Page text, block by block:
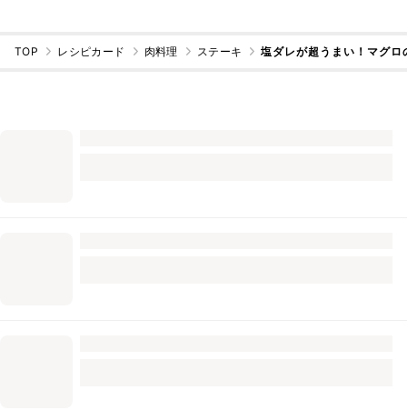
TOP レシピカード 肉料理 ステーキ 塩ダレが超うまい！マグ